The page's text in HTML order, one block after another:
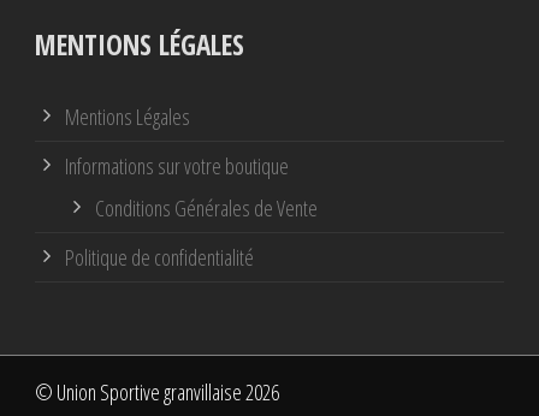
MENTIONS LÉGALES
Mentions Légales
Informations sur votre boutique
Conditions Générales de Vente
Politique de confidentialité
© Union Sportive granvillaise 2026